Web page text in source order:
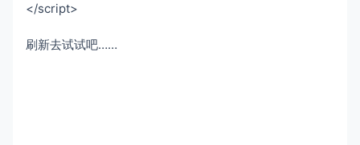
</script>
刷新去试试吧……